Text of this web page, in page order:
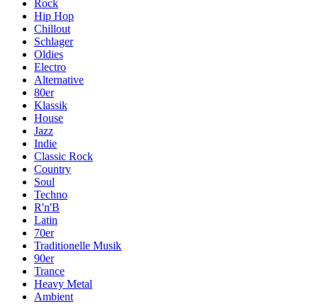
Rock
Hip Hop
Chillout
Schlager
Oldies
Electro
Alternative
80er
Klassik
House
Jazz
Indie
Classic Rock
Country
Soul
Techno
R'n'B
Latin
70er
Traditionelle Musik
90er
Trance
Heavy Metal
Ambient